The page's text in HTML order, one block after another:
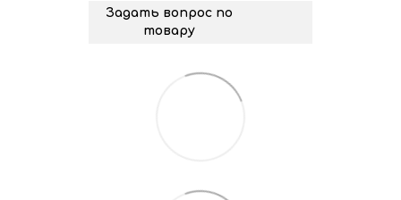
Задать вопрос по
товару